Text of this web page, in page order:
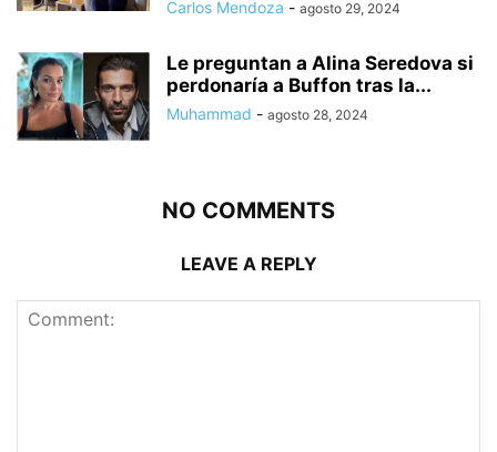
Carlos Mendoza - agosto 29, 2024
Le preguntan a Alina Seredova si
perdonaría a Buffon tras la...
Muhammad - agosto 28, 2024
NO COMMENTS
LEAVE A REPLY